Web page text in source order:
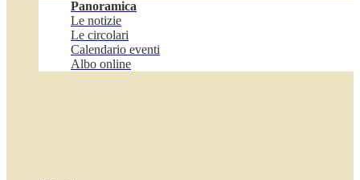
Panoramica
Le notizie
Le circolari
Calendario eventi
Albo online